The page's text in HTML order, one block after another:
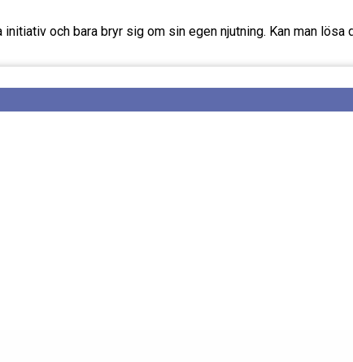
och bara bryr sig om sin egen njutning. Kan man lösa